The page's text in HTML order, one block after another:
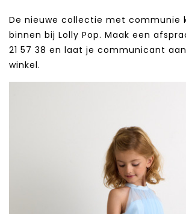
De nieuwe collectie met communie
binnen bij Lolly Pop. Maak een
21 57 38‬ en laat je communicant
winkel.